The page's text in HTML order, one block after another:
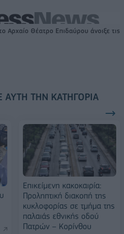
Αρχαίο Θέατρο Επιδαύρου άνοιξε τις
ΑΥΤΉ ΤΗΝ ΚΑΤΗΓΟΡΊΑ
Επικείμενη κακοκαιρία:
Προληπτική διακοπή της
κυκλοφορίας σε τμήμα της
παλαιάς εθνικής οδού
Πατρών – Κορίνθου